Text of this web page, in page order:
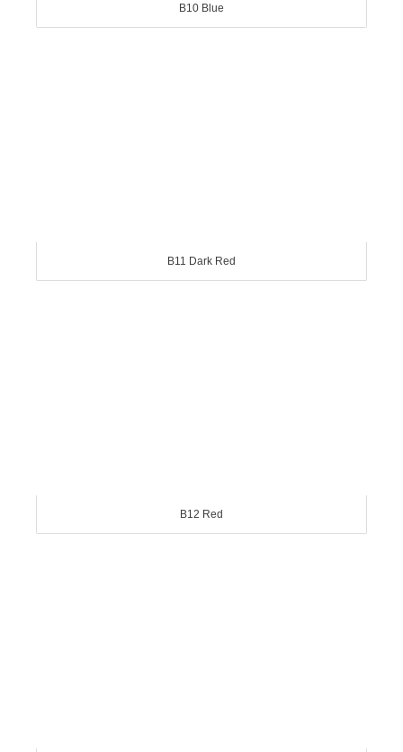
B10 Blue
B11 Dark Red
B12 Red